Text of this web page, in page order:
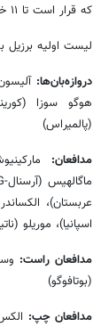
که قرار است تا ۱۱ خرداد برای حضور در جام جهانی اعلام شود، قرار دهد.
لیست اولیه
دروازه‌بان‌ها:
هوگو سوزا
(پالمیراس)
مدافعان:
عربستان)،
اسپانیا)، موریلو
مدافعان راست:
(بوتافوگو)
مدافعان چپ: